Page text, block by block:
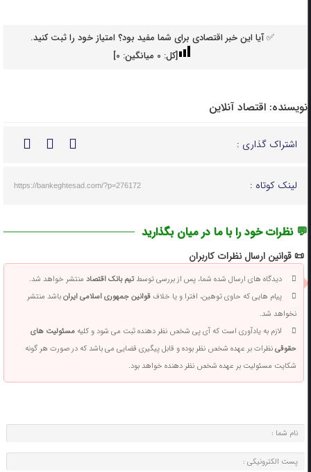
✅ آیا این خبر اقتصادی برای شما مفید بود؟ امتیاز خود را ثبت کنید.
[کل: 0میانگین: 0
]
نویسنده: اقتصاد آنلاین
اشتراک گذاری :
لینک کوتاه : https://bankeghtesad.com/?p=276172
💬 نظرات خود را با ما در میان بگذارید
📜 قوانین ارسال نظرات کاربران
دیدگاه های ارسال شده شما، پس از بررسی توسطتیم بانک اقتصادمنتشر خواهد شد.
پیام هایی که حاوی توهین، افترا و یا خلافقوانین جمهوری اسلامی ایرانباشد منتشر
نخواهد شد.
لازم به یادآوری است که آی پی شخص نظر دهنده ثبت می شود و کلیهمسئولیت های
حقوقینظرات بر عهده شخص نظر بوده و قابل پیگیری قضایی می باشد که در صورت هر گونه
شکایت مسئولیت بر عهده شخص نظر دهنده خواهد بود.